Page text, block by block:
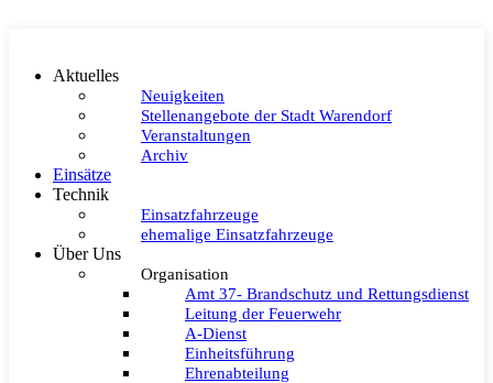
Aktuelles
Neuigkeiten
Stellenangebote der Stadt Warendorf
Veranstaltungen
Archiv
Einsätze
Technik
Einsatzfahrzeuge
ehemalige Einsatzfahrzeuge
Über Uns
Organisation
Amt 37- Brandschutz und Rettungsdienst
Leitung der Feuerwehr
A-Dienst
Einheitsführung
Ehrenabteilung